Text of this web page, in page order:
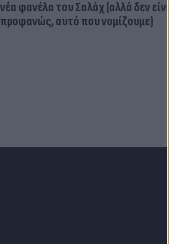
νέα φανέλα του Σαλάχ (αλλά δεν
προφανώς, αυτό που νομίζουμε)